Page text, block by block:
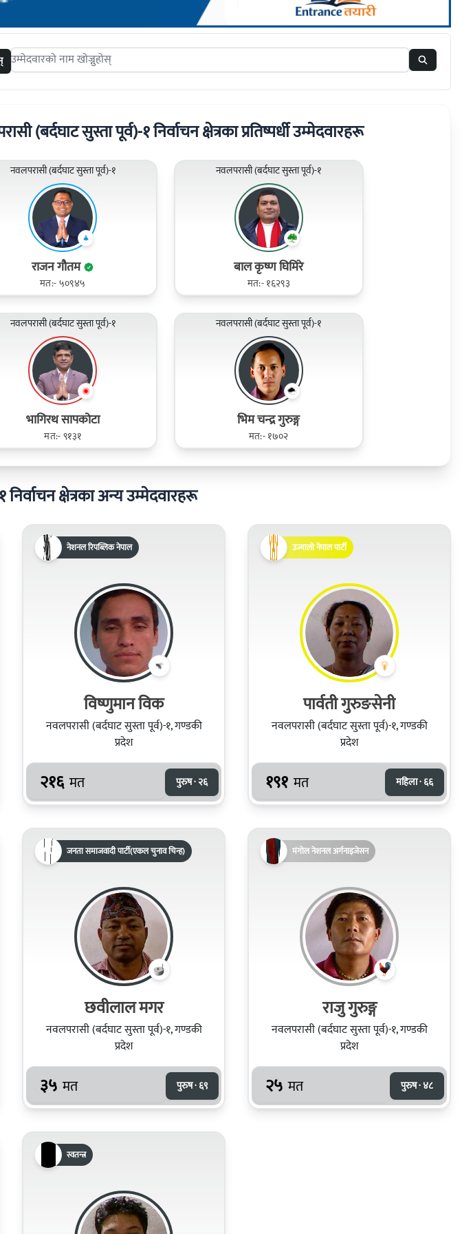
Search candidates
(बर्दघाट सुस्ता पूर्व)-१ निर्वाचन क्षेत्रका प्रतिष्पर्धी उम्मेदवारहरू
नवलपरासी (बर्दघाट सुस्ता पूर्व)-१
राजन गौतम
मत:- ५०९४५
नवलपरासी (बर्दघाट सुस्ता पूर्व)-१
बाल कृष्ण घिमिरे
मत:- १६२९३
नवलपरासी (बर्दघाट सुस्ता पूर्व)-१
भागिरथ सापकोटा
मत:- ९१३१
नवलपरासी (बर्दघाट सुस्ता पूर्व)-१
भिम चन्‍द्र गुरुङ्ग
मत:- १७०२
क्षेत्रका अन्य उम्मेदवारहरू
नेशनल रिपब्लिक नेपाल
विष्णुमान विक
नवलपरासी (बर्दघाट सुस्ता पूर्व)-१, गण्डकी
प्रदेश
२१६ मत पुरुष · २६
उज्यालो नेपाल पार्टी
पार्वती गुरुङसेनी
नवलपरासी (बर्दघाट सुस्ता पूर्व)-१, गण्डकी
प्रदेश
१९१ मत महिला · ६६
जनता समाजवादी पार्टी(एकल चुनाव चिन्ह)
छवीलाल मगर
नवलपरासी (बर्दघाट सुस्ता पूर्व)-१, गण्डकी
प्रदेश
३५ मत पुरुष · ६९
मंगोल नेशनल अर्गनाइजेसन
राजु गुरुङ्ग
नवलपरासी (बर्दघाट सुस्ता पूर्व)-१, गण्डकी
प्रदेश
२५ मत पुरुष · ४८
स्वतन्त्र